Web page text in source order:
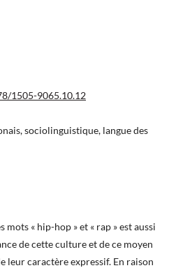
1505-9065.10.12
sociolinguistique, langue des
« hip-hop » et « rap » est aussi
de cette culture et de ce moyen
leur caractère expressif. En raison